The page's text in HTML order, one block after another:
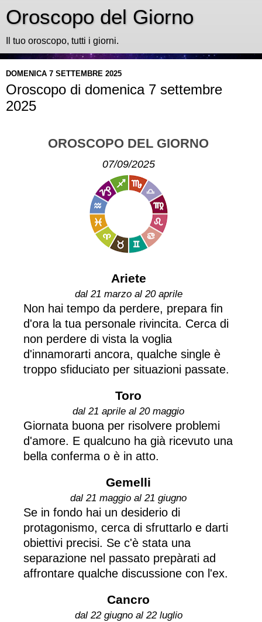
Oroscopo del Giorno
Il tuo oroscopo, tutti i giorni.
DOMENICA 7 SETTEMBRE 2025
Oroscopo di domenica 7 settembre
2025
OROSCOPO DEL GIORNO
07/09/2025
Ariete
dal 21 marzo al 20 aprile
Non hai tempo da perdere, prepara fin
d'ora la tua personale rivincita. Cerca di
non perdere di vista la voglia
d'innamorarti ancora, qualche single è
troppo sfiduciato per situazioni passate.
Toro
dal 21 aprile al 20 maggio
Giornata buona per risolvere problemi
d'amore. E qualcuno ha già ricevuto una
bella conferma o è in atto.
Gemelli
dal 21 maggio al 21 giugno
Se in fondo hai un desiderio di
protagonismo, cerca di sfruttarlo e darti
obiettivi precisi. Se c'è stata una
separazione nel passato prepàrati ad
affrontare qualche discussione con l'ex.
Cancro
dal 22 giugno al 22 luglio